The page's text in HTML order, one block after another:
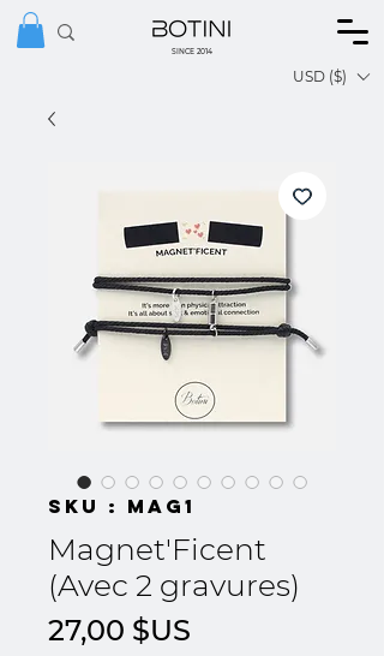
USD ($)
SINCE 2014
SKU : MAG1
Magnet'Ficent
(Avec 2 gravures)
27,00 $US